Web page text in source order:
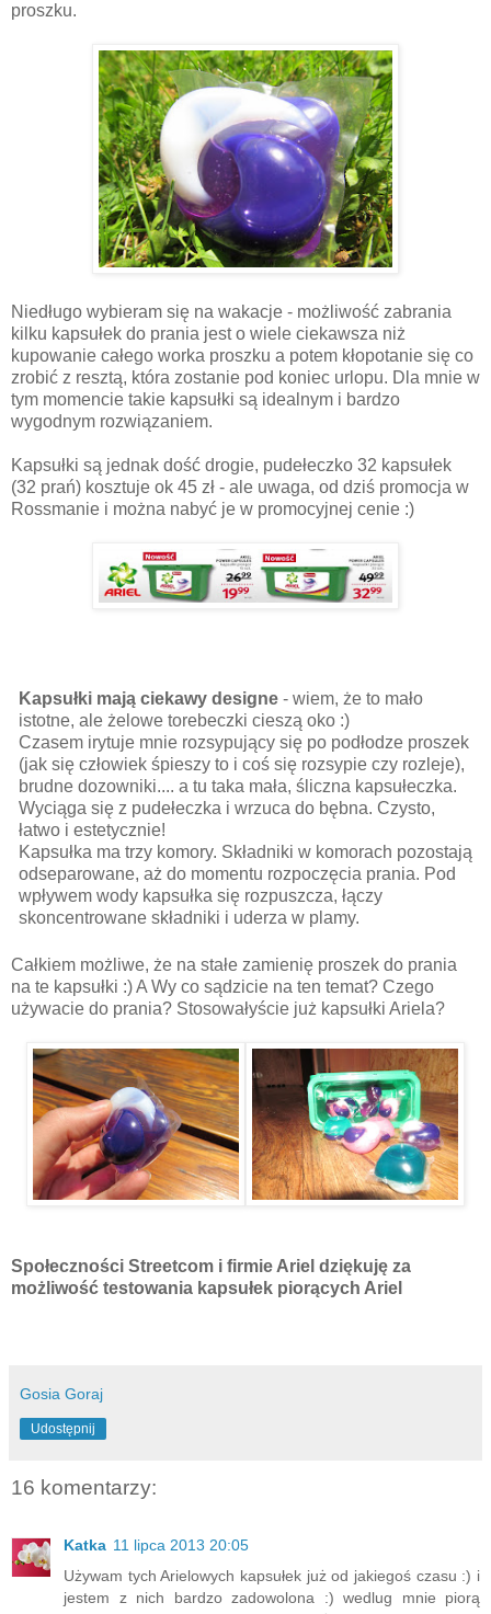
proszku.
Niedługo wybieram się na wakacje - możliwość zabrania
kilku kapsułek do prania jest o wiele ciekawsza niż
kupowanie całego worka proszku a potem kłopotanie się co
zrobić z resztą, która zostanie pod koniec urlopu. Dla mnie w
tym momencie takie kapsułki są idealnym i bardzo
wygodnym rozwiązaniem.
Kapsułki są jednak dość drogie, pudełeczko 32 kapsułek
(32 prań) kosztuje ok 45 zł - ale uwaga, od dziś promocja w
Rossmanie i można nabyć je w promocyjnej cenie :)
Kapsułki mają ciekawy designe - wiem, że to mało
istotne, ale żelowe torebeczki cieszą oko :)
Czasem irytuje mnie rozsypujący się po podłodze proszek
(jak się człowiek śpieszy to i coś się rozsypie czy rozleje),
brudne dozowniki.... a tu taka mała, śliczna kapsułeczka.
Wyciąga się z pudełeczka i wrzuca do bębna. Czysto,
łatwo i estetycznie!
Kapsułka ma trzy komory. Składniki w komorach pozostają
odseparowane, aż do momentu rozpoczęcia prania. Pod
wpływem wody kapsułka się rozpuszcza, łączy
skoncentrowane składniki i uderza w plamy.
Całkiem możliwe, że na stałe zamienię proszek do prania
na te kapsułki :) A Wy co sądzicie na ten temat? Czego
używacie do prania? Stosowałyście już kapsułki Ariela?
Społeczności Streetcom i firmie Ariel dziękuję za
możliwość testowania kapsułek piorących Ariel
Gosia Goraj
Udostępnij
16 komentarzy:
Katka 11 lipca 2013 20:05
Używam tych Arielowych kapsułek już od jakiegoś czasu :) i
jestem z nich bardzo zadowolona :) wedlug mnie piorą